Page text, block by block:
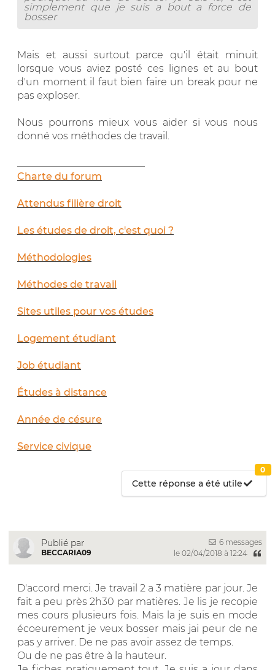
simplement que je suis a bout a force de
bosser
Mais et aussi surtout parce qu'il était minuit
lorsque vous aviez posté ces lignes et au bout
d'un moment il faut bien faire un break pour ne
pas exploser.
Nous pourrons mieux vous aider si vous nous
donné vos méthodes de travail.
Charte du forum
Attendus filière droit
Les études de droit, c'est quoi ?
Méthodologies
Méthodes de travail
Sites utiles pour vos études
Logement étudiant
Job étudiant
Études à distance
Année de césure
Service civique
Cette réponse a été utile
0
Publié par
BECCARIA09
6 messages
le 02/04/2018 à 12:24
D'accord merci. Je travail 2 a 3 matière par jour. Je
fait a peu près 2h30 par matières. Je lis je recopie
mes cours plusieurs fois. Mais la je suis en mode
écoeurement je veux bosser mais jai peur de ne
pas y arriver. De ne pas avoir assez de temps.
Ou de ne pas être à la hauteur.